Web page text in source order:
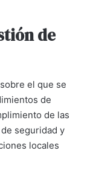
de
el que se
de
de las
seguridad y
locales